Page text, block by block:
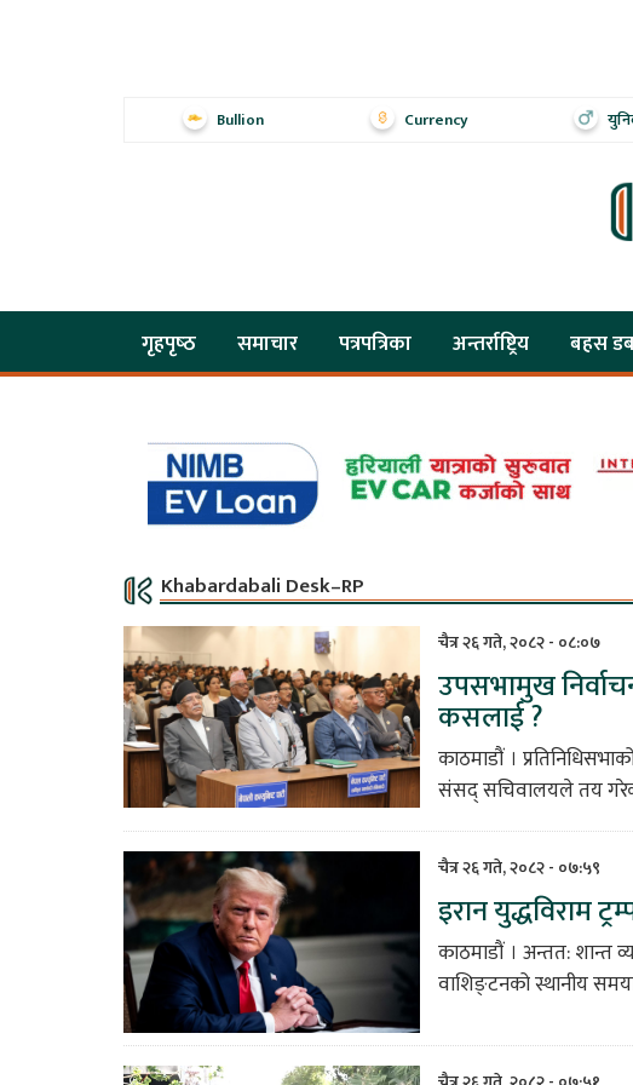
Bullion Currency
गृहपृष्‍ठ समाचार पत्रपत्रिका अन्तर्राष्ट्रिय बहस
Khabardabali Desk–RP
चैत्र २६ गते, २०८२ - ०८:०७
उपसभामुख
कसलाई ?
काठमाडौं ।
संसद् सचिवालयले तय
चैत्र २६ गते, २०८२ - ०७:५९
इरान युद्धविराम
काठमाडौं । अन्तत: शान्त
वाशिङ्टनको स्थानीय